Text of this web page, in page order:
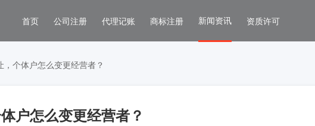
首页 公司注册 代理记账 商标注册 新闻资讯 资质许可
，个体户怎么变更经营者？
户怎么变更经营者？